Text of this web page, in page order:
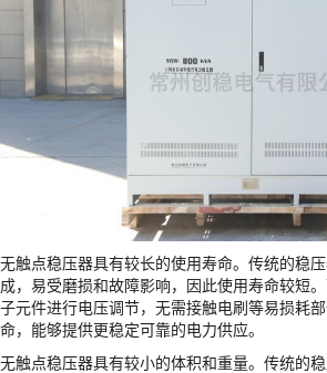
无触点稳压器具有较长的使用寿命。传统的稳
成，易受磨损和故障影响，因此使用寿命较短
子元件进行电压调节，无需接触电刷等易损耗
命，能够提供更稳定可靠的电力供应。
无触点稳压器具有较小的体积和重量。传统的